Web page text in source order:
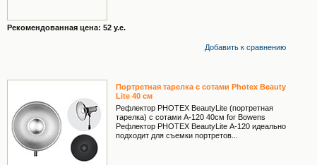
Рекомендованная цена: 52 у.е.
Добавить к cравнению
Портретная тарелка с сотами Photex Beauty
Lite 40 см
Рефлектор PHOTEX BeautyLite (портретная
тарелка) с сотами А-120 40см for Bowens
Рефлектор PHOTEX BeautyLite А-120 идеально
подходит для съемки портретов...